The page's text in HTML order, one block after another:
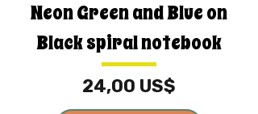
Neon Green and Blue on
Black spiral notebook
Cena
24,00 US$